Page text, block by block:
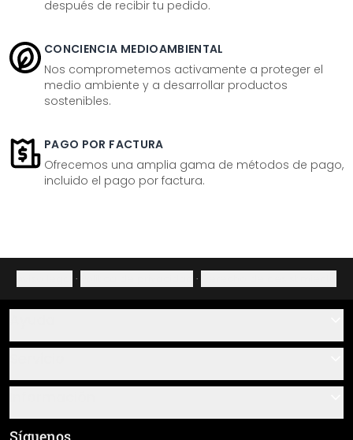
después de recibir tu pedido.
CONCIENCIA MEDIOAMBIENTAL
Nos comprometemos activamente a proteger el
medio ambiente y a desarrollar productos
sostenibles.
PAGO POR FACTURA
Ofrecemos una amplia gama de métodos de pago,
incluido el pago por factura.
· ·
Sobre nosotros
Resumen de materiales
Términos y condiciones generales (CGC)
Síguenos